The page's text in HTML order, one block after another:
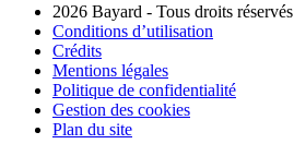
2026 Bayard - Tous droits réservés
Conditions d’utilisation
Crédits
Mentions légales
Politique de confidentialité
Gestion des cookies
Plan du site